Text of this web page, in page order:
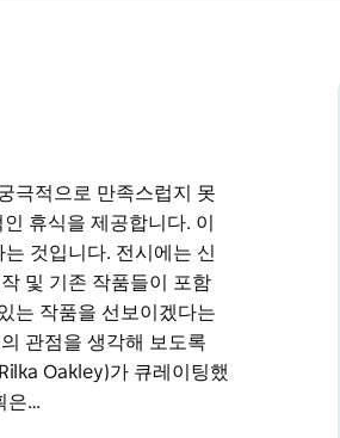
극적으로 만족스럽지 못
휴식을 제공합니다. 이
것입니다. 전시에는 신
및 기존 작품들이 포함
는 작품을 선보이겠다는
관점을 생각해 보도록
Oakley)가 큐레이팅했
은…